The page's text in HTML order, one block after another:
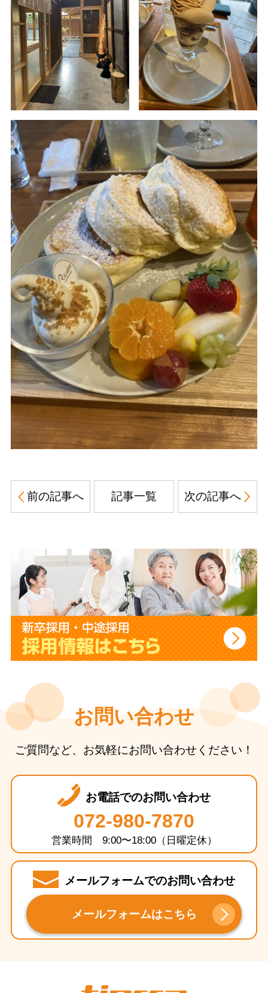
前の記事へ 次の記事へ
記事一覧
お問い合わせ
ご質問など、お気軽にお問い合わせください！
お電話でのお問い合わせ
072-980-7870
営業時間 9:00〜18:00（日曜定休）
メールフォームでのお問い合わせ
メールフォームはこちら